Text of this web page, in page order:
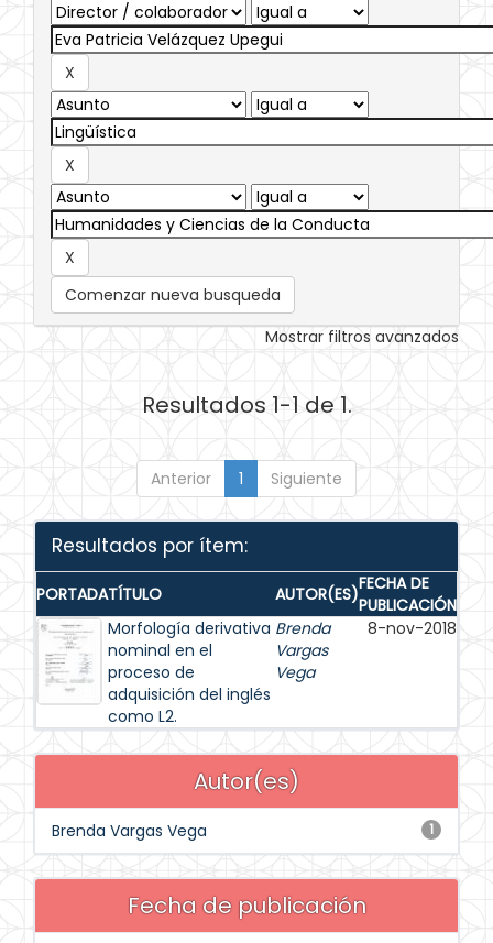
Comenzar nueva busqueda
Mostrar filtros avanzados
Resultados 1-1 de 1.
Anterior 1 Siguiente
Resultados por ítem:
PORTADATÍTULO AUTOR(ES)FECHA DE
PUBLICACIÓN
Morfología derivativa
nominal en el
proceso de
adquisición del inglés
como L2.
Brenda
Vargas
Vega
8-nov-2018
Autor(es)
1
Brenda Vargas Vega
Fecha de publicación